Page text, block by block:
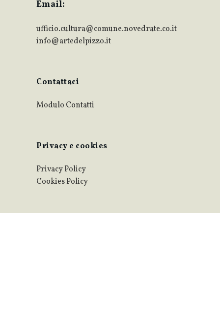
Email:
ufficio.cultura@comune.novedrate.co.it
info@artedelpizzo.it
Contattaci
Modulo Contatti
Privacy e cookies
Privacy Policy
Cookies Policy